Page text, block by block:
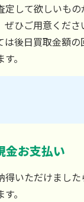
定して欲しいも
ひご用意くださ
後日買取金額の
。
金お支払い
得いただけまし
。